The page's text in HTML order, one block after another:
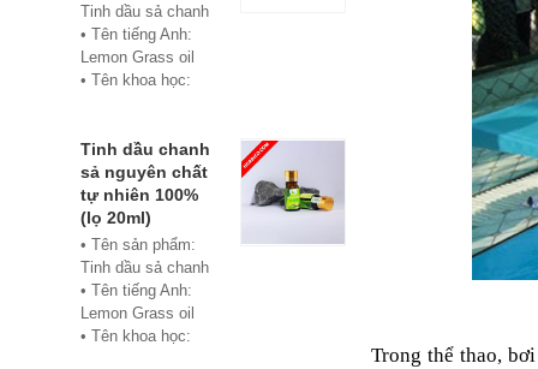
Trong thể thao,
Tinh dầu sả chanh
• Tên tiếng Anh:
Lemon Grass oil
• Tên khoa học:
• Chủng loại: Thiết
bị xông hơi
• Thành phần chiết
xuất: lá
• Phương pháp
chiết xuất: Chưng
cất hơi nước
• Hình thức: Chất
lỏng
Tinh dầu chanh
sả nguyên chất
tự nhiên 100%
(lọ 20ml)
• Tên sản phẩm:
Tinh dầu sả chanh
• Tên tiếng Anh:
Lemon Grass oil
• Tên khoa học: